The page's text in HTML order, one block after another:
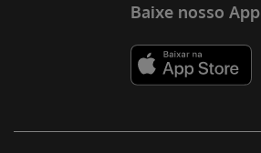
Baixe nosso App